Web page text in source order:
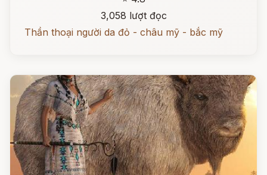
3,058 lượt đọc
Thần thoại người da đỏ - châu mỹ - bắc mỹ